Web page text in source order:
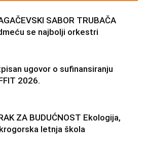
SABOR TRUBAČA
se najbolji orkestri
ugovor o sufinansiranju
2026.
ZA BUDUĆNOST Ekologija,
letnja škola